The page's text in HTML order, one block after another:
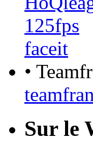
125fps
faceit
•
Sur le